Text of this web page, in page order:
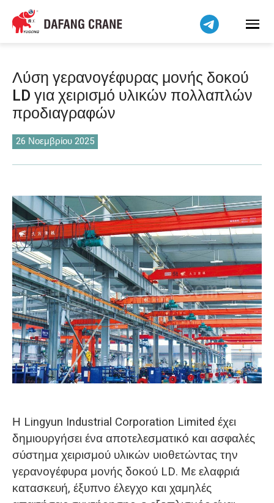
Λύση γερανογέφυρας μονής δοκού
LD για χειρισμό υλικών πολλαπλών
προδιαγραφών
26 Νοεμβρίου 2025
Η Lingyun Industrial Corporation Limited έχει
δημιουργήσει ένα αποτελεσματικό και ασφαλές
σύστημα χειρισμού υλικών υιοθετώντας την
γερανογέφυρα μονής δοκού LD. Με ελαφριά
κατασκευή, έξυπνο έλεγχο και χαμηλές
Bahasa Indonesia
Bahasa Melayu
বাংলা
فارسی
Pilipino
اردو
Українська
Беларуская мова
Kiswahili
Dansk
Norsk
O‘zbekcha